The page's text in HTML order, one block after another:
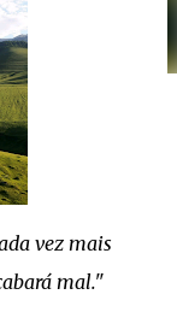
vez mais
mal."